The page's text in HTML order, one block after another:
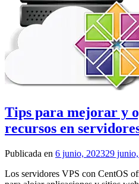
Tips para mejorar y
recursos en
Publicada en 6 junio, 202329
Los servidores VPS con CentOS